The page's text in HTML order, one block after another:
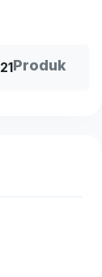
21Produk